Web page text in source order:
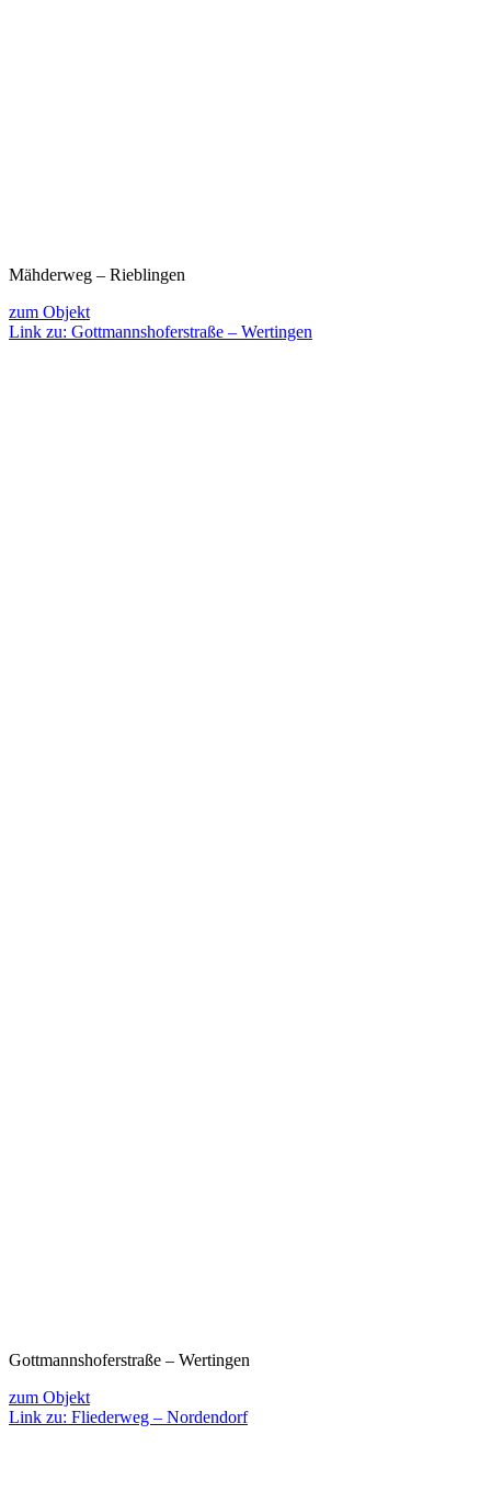
Mähderweg – Rieblingen
zum Objekt
Link zu: Gottmannshoferstraße – Wertingen
Gottmannshoferstraße – Wertingen
zum Objekt
Link zu: Fliederweg – Nordendorf